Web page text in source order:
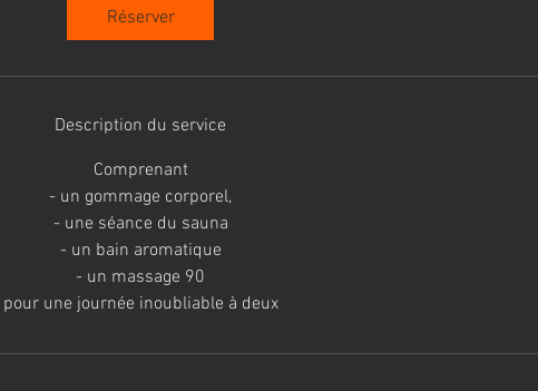
Réserver
Description du service
Comprenant
- un gommage corporel,
- une séance du sauna
- un bain aromatique
- un massage 90
pour une journée inoubliable à deux